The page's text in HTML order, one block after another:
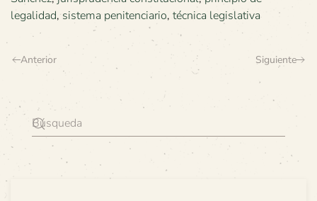
legalidad,sistema penitenciario, técnica legislativa
Anterior Siguiente